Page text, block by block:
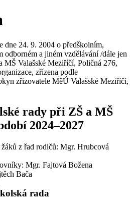
dne 24. 9. 2004 o předškolním,
odborném a jiném vzdělávání /dále jen
MŠ Valašské Meziříčí, Poličná 276,
zřízena podle
zřizovatele MěÚ Valašské Meziříčí,
rady při ZŠ a MŠ
2024–2027
žáků z řad rodičů: Mgr. Hrubcová
Mgr. Fajtová Božena
Bača
rada